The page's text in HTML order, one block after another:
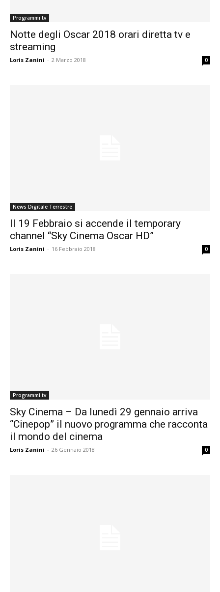
Programmi tv
Notte degli Oscar 2018 orari diretta tv e
streaming
Loris Zanini - 2 Marzo 2018 0
News Digitale Terrestre
Il 19 Febbraio si accende il temporary
channel “Sky Cinema Oscar HD”
Loris Zanini - 16 Febbraio 2018 0
Programmi tv
Sky Cinema – Da lunedì 29 gennaio arriva
“Cinepop” il nuovo programma che racconta
il mondo del cinema
Loris Zanini - 26 Gennaio 2018 0